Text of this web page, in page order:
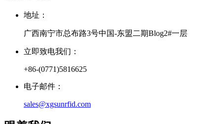
地址：
广西南宁市总布路3号中国-东盟二期Blog2#一层
立即致电我们：
+86-(0771)5816625
电子邮件：
sales@xgsunrfid.com